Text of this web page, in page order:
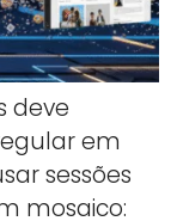
deve
em
sessões
mosaico: